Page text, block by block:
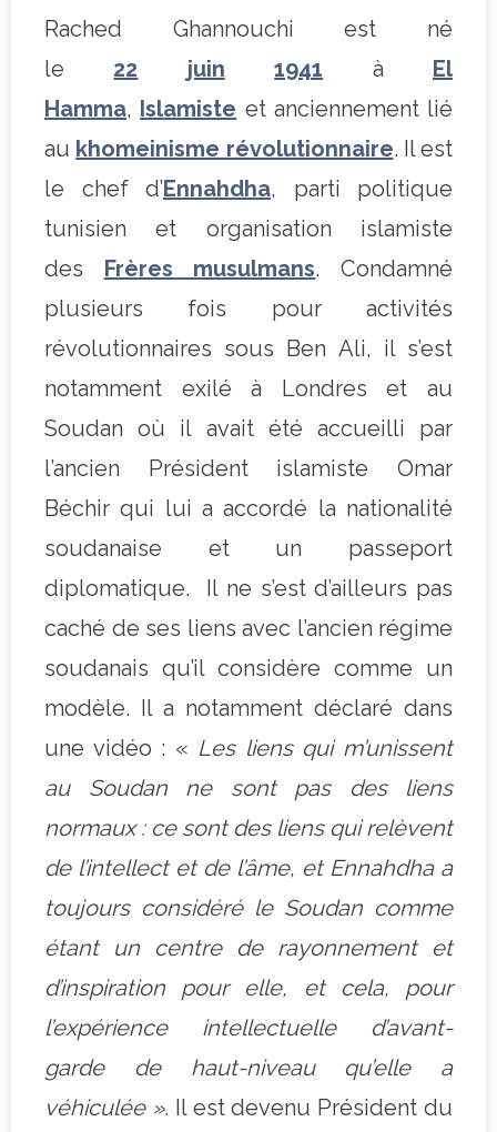
Rached Ghannouchi est né
le 22 juin 1941 à El
Hamma, Islamiste et anciennement lié
au khomeinisme révolutionnaire. Il est
le chef d’Ennahdha, parti politique
tunisien et organisation islamiste
des Frères musulmans. Condamné
plusieurs fois pour activités
révolutionnaires sous Ben Ali, il s’est
notamment exilé à Londres et au
Soudan où il avait été accueilli par
l’ancien Président islamiste Omar
Béchir qui lui a accordé la nationalité
soudanaise et un passeport
diplomatique. Il ne s’est d’ailleurs pas
caché de ses liens avec l’ancien régime
soudanais qu’il considère comme un
modèle. Il a notamment déclaré dans
une vidéo : « Les liens qui m’unissent
au Soudan
ne sont pas des liens
normaux : ce sont des liens qui relèvent
de l’intellect et de l’âme, et Ennahdha a
toujours considéré le Soudan comme
étant un centre de rayonnement et
d’inspiration pour elle, et cela, pour
l’expérience intellectuelle d’avant-
garde de haut-niveau qu’elle a
véhiculée ». Il est devenu Président du